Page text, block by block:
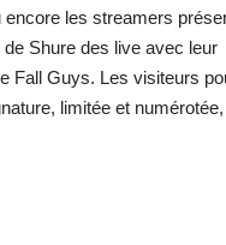
les streamers
Shure des live avec leur
Fall Guys. Les visiteurs
limitée et numérotée,